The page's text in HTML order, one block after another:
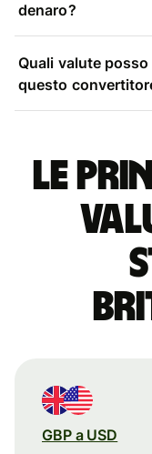
denaro?
Quali valute
questo
Le
GBP a USD